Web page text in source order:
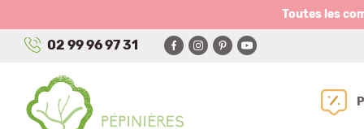
Toutes les
02 99 96 97 31